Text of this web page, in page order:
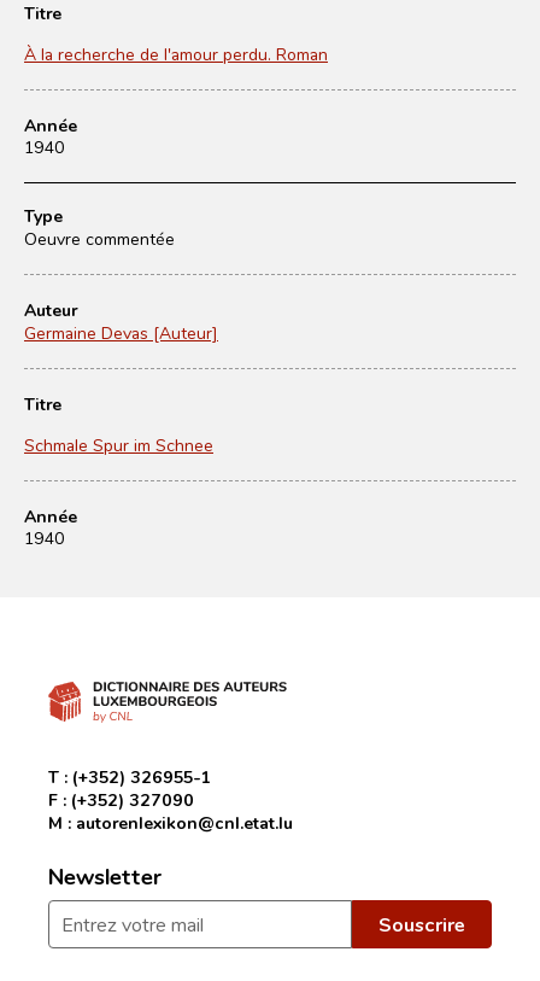
Titre
À la recherche de l'amour perdu. Roman
Année
1940
Type
Oeuvre commentée
Auteur
Germaine Devas [Auteur]
Titre
Schmale Spur im Schnee
Année
1940
T : (+352) 326955-1
F : (+352) 327090
M : autorenlexikon@cnl.etat.lu
Newsletter